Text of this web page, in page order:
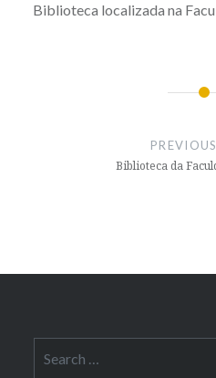
Biblioteca localizada na
Biblioteca da
for: